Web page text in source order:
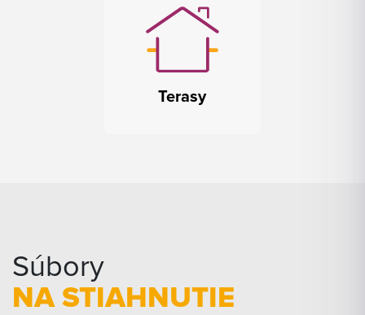
Terasy
Súbory
NA STIAHNUTIE